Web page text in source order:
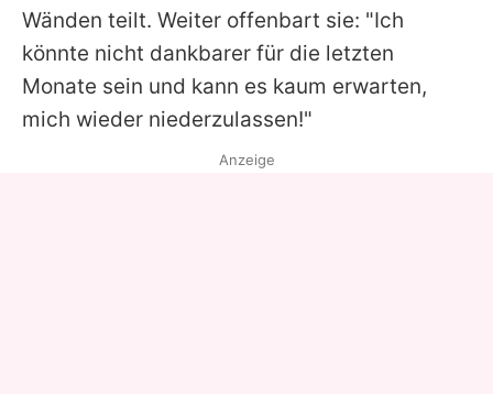
Wänden teilt. Weiter offenbart sie: "Ich
könnte nicht dankbarer für die letzten
Monate sein und kann es kaum erwarten,
mich wieder niederzulassen!"
Anzeige